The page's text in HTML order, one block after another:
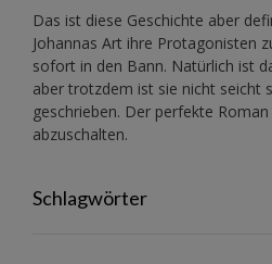
Das ist diese Geschichte aber
Johannas Art ihre Protagonisten
sofort in den Bann. Natürlich ist
aber trotzdem ist sie nicht seicht
geschrieben. Der perfekte
abzuschalten.
Schlagwörter